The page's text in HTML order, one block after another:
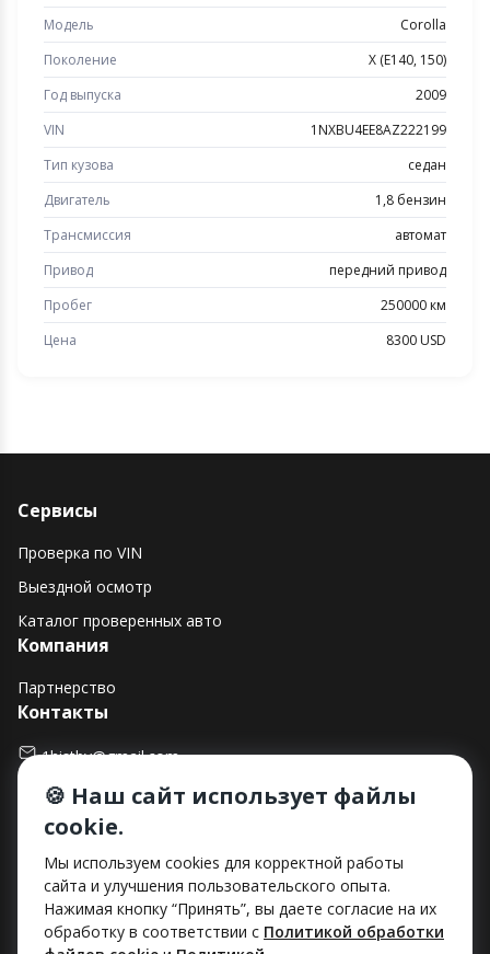
Модель
Corolla
Поколение
X (E140, 150)
Год выпуска
2009
VIN
1NXBU4EE8AZ222199
Тип кузова
седан
Двигатель
1,8 бензин
Трансмиссия
автомат
Привод
передний привод
Пробег
250000 км
Цена
8300 USD
Сервисы
Проверка по VIN
Выездной осмотр
Каталог проверенных авто
Компания
Партнерство
Контакты
1histby@gmail.com
+375 (29) 182-90-00
г. Минск, ул. Макаенка, д. 12Е, пом. 282
Способы оплаты
🍪 Наш сайт использует файлы
cookie.
Мы используем cookies для корректной работы
сайта и улучшения пользовательского опыта.
Нажимая кнопку “Принять”, вы даете согласие на их
обработку в соответствии с Политикой обработки